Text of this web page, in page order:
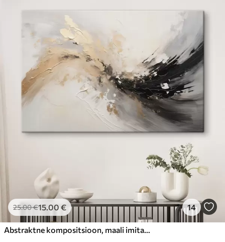
25.00€15.00 € 14
Abstraktne kompositsioon, maali imitatsioon